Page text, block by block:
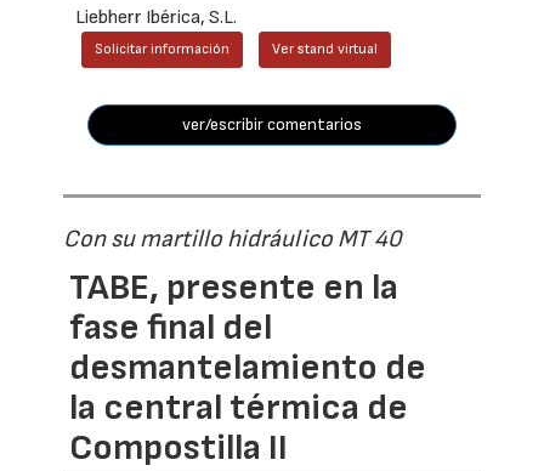
Liebherr Ibérica, S.L.
Solicitar información Ver stand virtual
ver/escribir comentarios
Con su martillo hidráulico MT 40
TABE, presente en la
fase final del
desmantelamiento de
la central térmica de
Compostilla II